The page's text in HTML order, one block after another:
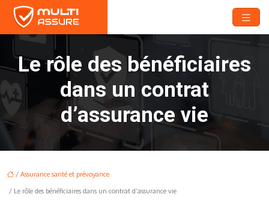
Le rôle des bénéficiaires
dans un contrat
d’assurance vie
/ Assurance santé et prévoyance
/ Le rôle des bénéficiaires dans un contrat d’assurance vie